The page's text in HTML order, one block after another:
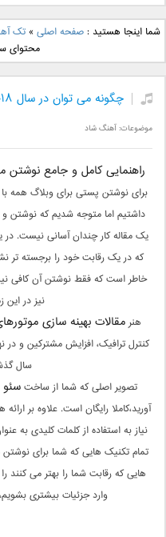
دانلود آهنگ جدید بهنام
بانی بنام قرص قمر 2 شما اینجا هستید :صفحه اصلی »تک
محتوای
چگونه می توان در سال ۲۰۱۸ محتوای سئو شده نوشت ؟
موضوعات:آهنگ شاد
راهنمایی کامل و جامع نوشتن
برای نوشتن پستی برای وبلاگ همه
داشتیم اما متوجه شدیم که نوشتن
یک مقاله کار چندان آسانی نیست. در
که در یک رقابت خود را برجسته تر
خاطر است که فقط نوشتن آن کافی
نیز در این
هنرمقالات بهینه سازی
کنترل ترافیک، افزایش مشترکین و در
سال
تصویر اصلی که شما از ساختسئو
آورید،کاملا رایگان است. علاوه بر
نیاز به استفاده از کلمات کلیدی به
تمام تکنیک هایی که شما برای
هایی که رقابت شما را بهتر می کنند
وارد جزئیات بیشتری